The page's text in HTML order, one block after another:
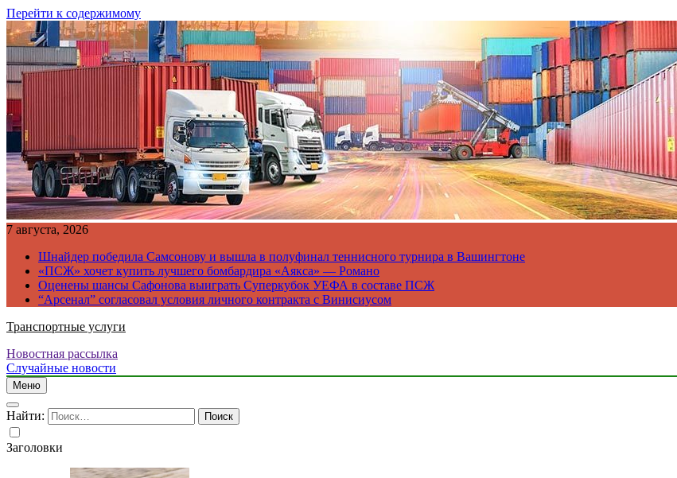
Перейти к содержимому
7 августа, 2026
Шнайдер победила Самсонову и вышла в полуфинал теннисного турнира в Вашингтоне
«ПСЖ» хочет купить лучшего бомбардира «Аякса» — Романо
Оценены шансы Сафонова выиграть Суперкубок УЕФА в составе ПСЖ
“Арсенал” согласовал условия личного контракта с Винисиусом
Транспортные услуги
Новостная рассылка
Случайные новости
Меню
Найти:
Заголовки